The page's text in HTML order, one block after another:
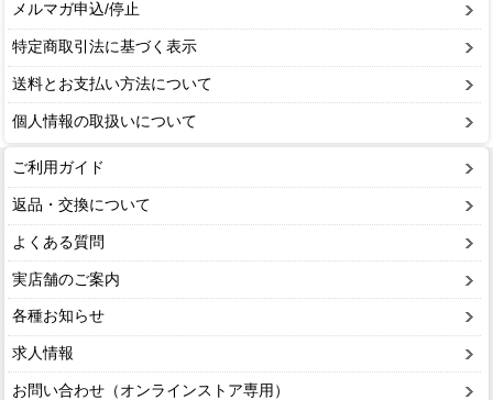
メルマガ申込/停止
特定商取引法に基づく表示
送料とお支払い方法について
個人情報の取扱いについて
ご利用ガイド
返品・交換について
よくある質問
実店舗のご案内
各種お知らせ
求人情報
お問い合わせ（オンラインストア専用）